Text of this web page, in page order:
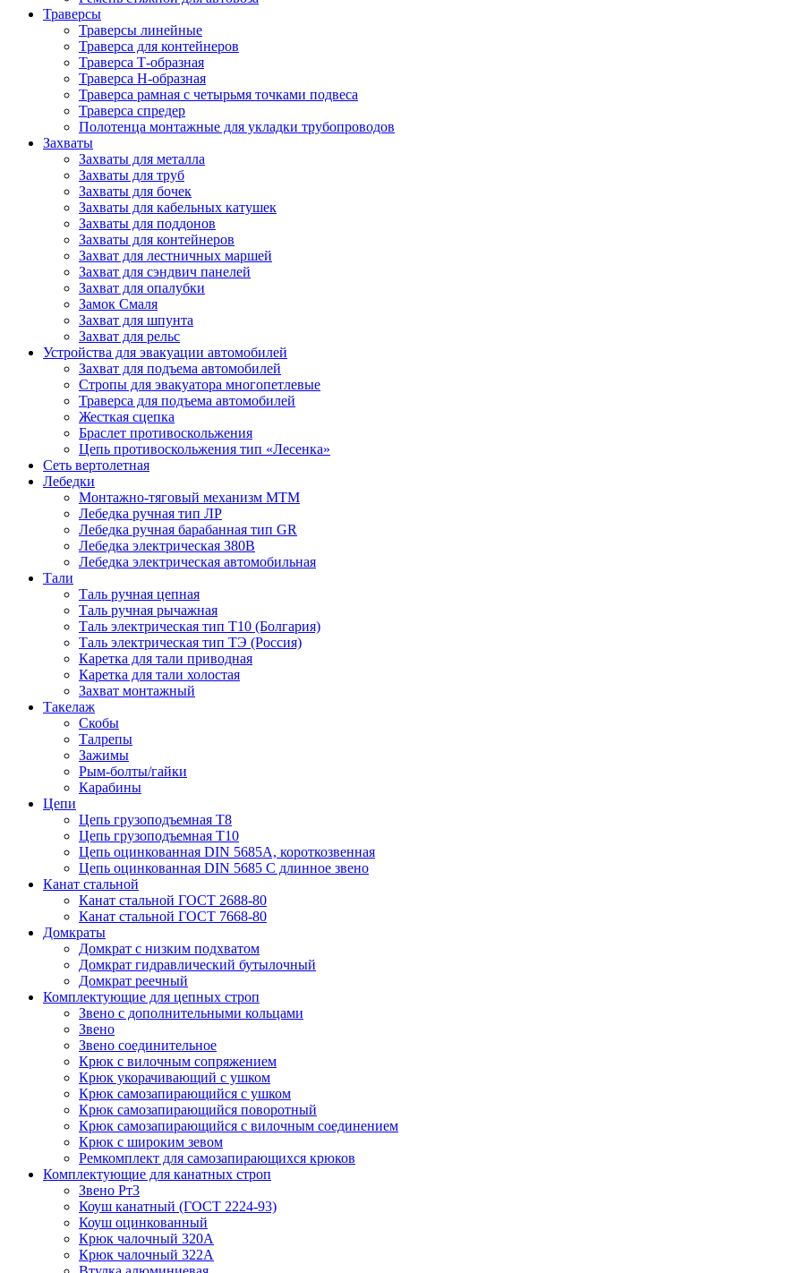
Траверсы
Траверсы линейные
Траверса для контейнеров
Траверса Т-образная
Траверса Н-образная
Траверса рамная с четырьмя точками подвеса
Траверса спредер
Полотенца монтажные для укладки трубопроводов
Захваты
Захваты для металла
Захваты для труб
Захваты для бочек
Захваты для кабельных катушек
Захваты для поддонов
Захваты для контейнеров
Захват для лестничных маршей
Захват для сэндвич панелей
Захват для опалубки
Замок Смаля
Захват для шпунта
Захват для рельс
Устройства для эвакуации автомобилей
Захват для подъема автомобилей
Стропы для эвакуатора многопетлевые
Траверса для подъема автомобилей
Жесткая сцепка
Браслет противоскольжения
Цепь противоскольжения тип «Лесенка»
Сеть вертолетная
Лебедки
Монтажно-тяговый механизм МТМ
Лебедка ручная тип ЛР
Лебедка ручная барабанная тип GR
Лебедка электрическая 380В
Лебедка электрическая автомобильная
Тали
Таль ручная цепная
Таль ручная рычажная
Таль электрическая тип Т10 (Болгария)
Таль электрическая тип ТЭ (Россия)
Каретка для тали приводная
Каретка для тали холостая
Захват монтажный
Такелаж
Скобы
Талрепы
Зажимы
Рым-болты/гайки
Карабины
Цепи
Цепь грузоподъемная Т8
Цепь грузоподъемная Т10
Цепь оцинкованная DIN 5685A, короткозвенная
Цепь оцинкованная DIN 5685 С длинное звено
Канат стальной
Канат стальной ГОСТ 2688-80
Канат стальной ГОСТ 7668-80
Домкраты
Домкрат с низким подхватом
Домкрат гидравлический бутылочный
Домкрат реечный
Комплектующие для цепных строп
Звено с дополнительными кольцами
Звено
Звено соединительное
Крюк с вилочным сопряжением
Крюк укорачивающий с ушком
Крюк самозапирающийся с ушком
Крюк самозапирающийся поворотный
Крюк самозапирающийся с вилочным соединением
Крюк с широким зевом
Ремкомплект для самозапирающихся крюков
Комплектующие для канатных строп
Звено Рт3
Коуш канатный (ГОСТ 2224-93)
Коуш оцинкованный
Крюк чалочный 320А
Крюк чалочный 322А